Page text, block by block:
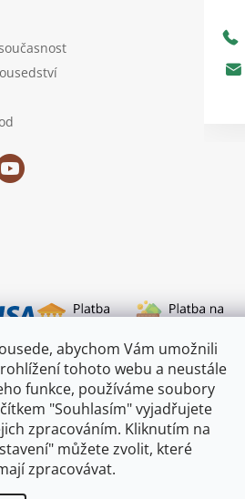
abychom Vám umožnili
tohoto webu a neustále
funkce, používáme soubory
"Souhlasím" vyjadřujete
zpracováním. Kliknutím na
můžete zvolit, které
zpracovávat.
dopravy